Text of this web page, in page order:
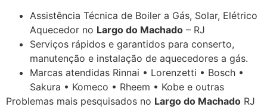
Assistência Técnica de Boiler a Gás, Solar, Elétrico
Aquecedor no Largo do Machado – RJ
Serviços rápidos e garantidos para conserto,
manutenção e instalação de aquecedores a gás.
Marcas atendidas Rinnai • Lorenzetti • Bosch •
Sakura • Komeco • Rheem • Kobe e outras
Problemas mais pesquisados no Largo do Machado RJ